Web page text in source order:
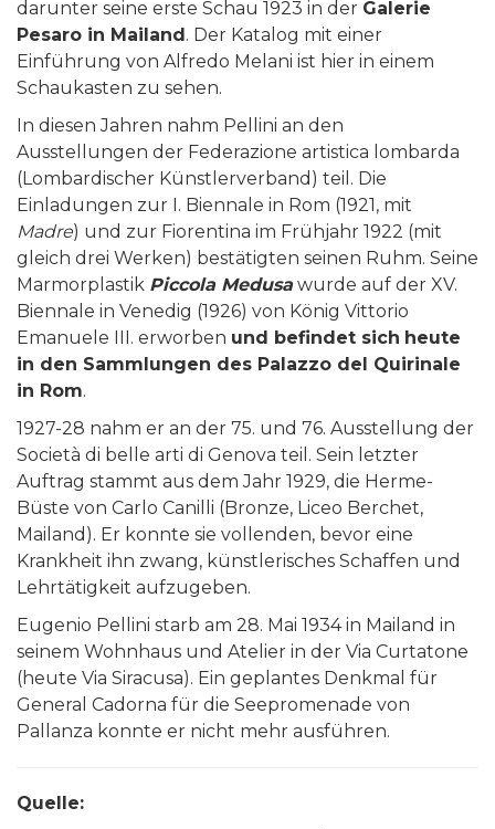
darunter seine erste Schau 1923 in der Galerie
Pesaro in Mailand. Der Katalog mit einer
Einführung von Alfredo Melani ist hier in einem
Schaukasten zu sehen.
In diesen Jahren nahm Pellini an den
Ausstellungen der Federazione artistica lombarda
(Lombardischer Künstlerverband) teil. Die
Einladungen zur I. Biennale in Rom (1921, mit
Madre) und zur Fiorentina im Frühjahr 1922 (mit
gleich drei Werken) bestätigten seinen Ruhm. Seine
Marmorplastik Piccola Medusawurde auf der XV.
Biennale in Venedig (1926) von König Vittorio
Emanuele III. erworben und befindet sich heute
in den Sammlungen des Palazzo del Quirinale
in Rom.
1927-28 nahm er an der 75. und 76. Ausstellung der
Società di belle arti di Genova teil. Sein letzter
Auftrag stammt aus dem Jahr 1929, die Herme-
Büste von Carlo Canilli (Bronze, Liceo Berchet,
Mailand). Er konnte sie vollenden, bevor eine
Krankheit ihn zwang, künstlerisches Schaffen und
Lehrtätigkeit aufzugeben.
Eugenio Pellini starb am 28. Mai 1934 in Mailand in
seinem Wohnhaus und Atelier in der Via Curtatone
(heute Via Siracusa). Ein geplantes Denkmal für
General Cadorna für die Seepromenade von
Pallanza konnte er nicht mehr ausführen.
Quelle: